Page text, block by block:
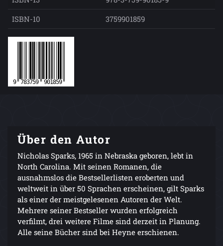
ISBN-10
3759901859
Über den Autor
Nicholas Sparks, 1965 in Nebraska geboren, lebt in
North Carolina. Mit seinen Romanen, die
ausnahmslos die Bestsellerlisten eroberten und
weltweit in über 50 Sprachen erscheinen, gilt Sparks
als einer der meistgelesenen Autoren der Welt.
Mehrere seiner Bestseller wurden erfolgreich
verfilmt, drei weitere Filme sind derzeit in Planung.
Alle seine Bücher sind bei Heyne erschienen.